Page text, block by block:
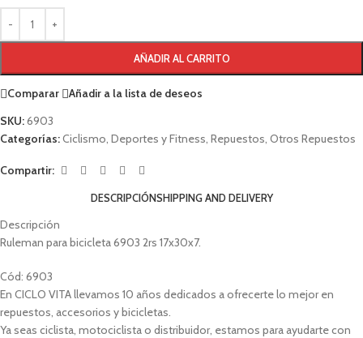
AÑADIR AL CARRITO
Comparar
Añadir a la lista de deseos
SKU:6903
Categorías:Ciclismo Deportes y Fitness Repuestos Otros Repuestos
Compartir:
DESCRIPCIÓNSHIPPING AND DELIVERY
Descripción
Ruleman para bicicleta 6903 2rs 17x30x7.
Cód: 6903
En CICLO VITA llevamos 10 años dedicados a ofrecerte lo mejor en
repuestos, accesorios y bicicletas.
Ya seas ciclista, motociclista o distribuidor, estamos para ayudarte con